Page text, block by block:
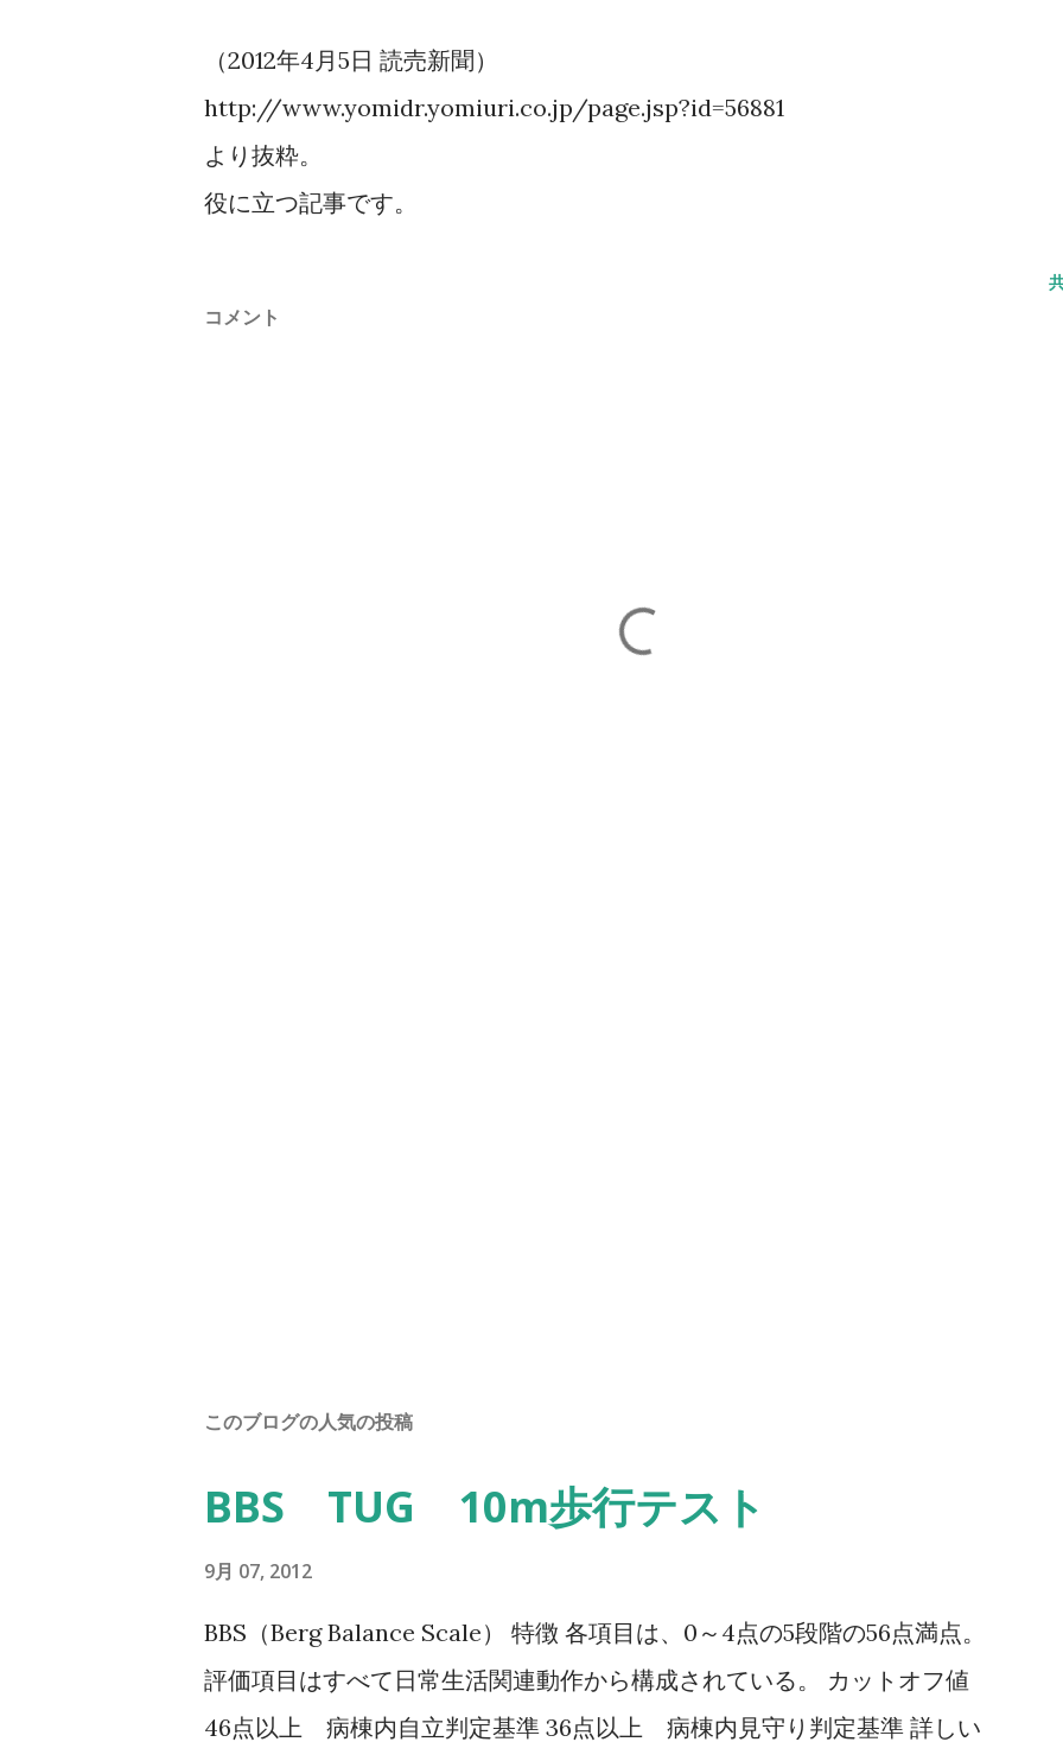
（2012年4月5日 読売新聞）
http://www.yomidr.yomiuri.co.jp/page.jsp?id=56881
より抜粋。
役に立つ記事です。
コメント
このブログの人気の投稿
BBS TUG 10m歩行テスト
9月 07, 2012
BBS（Berg Balance Scale） 特徴 各項目は、0～4点の5段階の56点満点。
評価項目はすべて日常生活関連動作から構成されている。 カットオフ値
46点以上 病棟内自立判定基準 36点以上 病棟内見守り判定基準 詳しい